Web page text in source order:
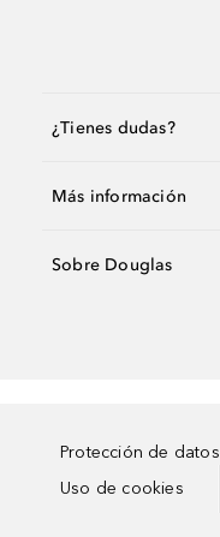
¿Tienes dudas?
Más información
Sobre Douglas
Protección de datos
Uso de cookies